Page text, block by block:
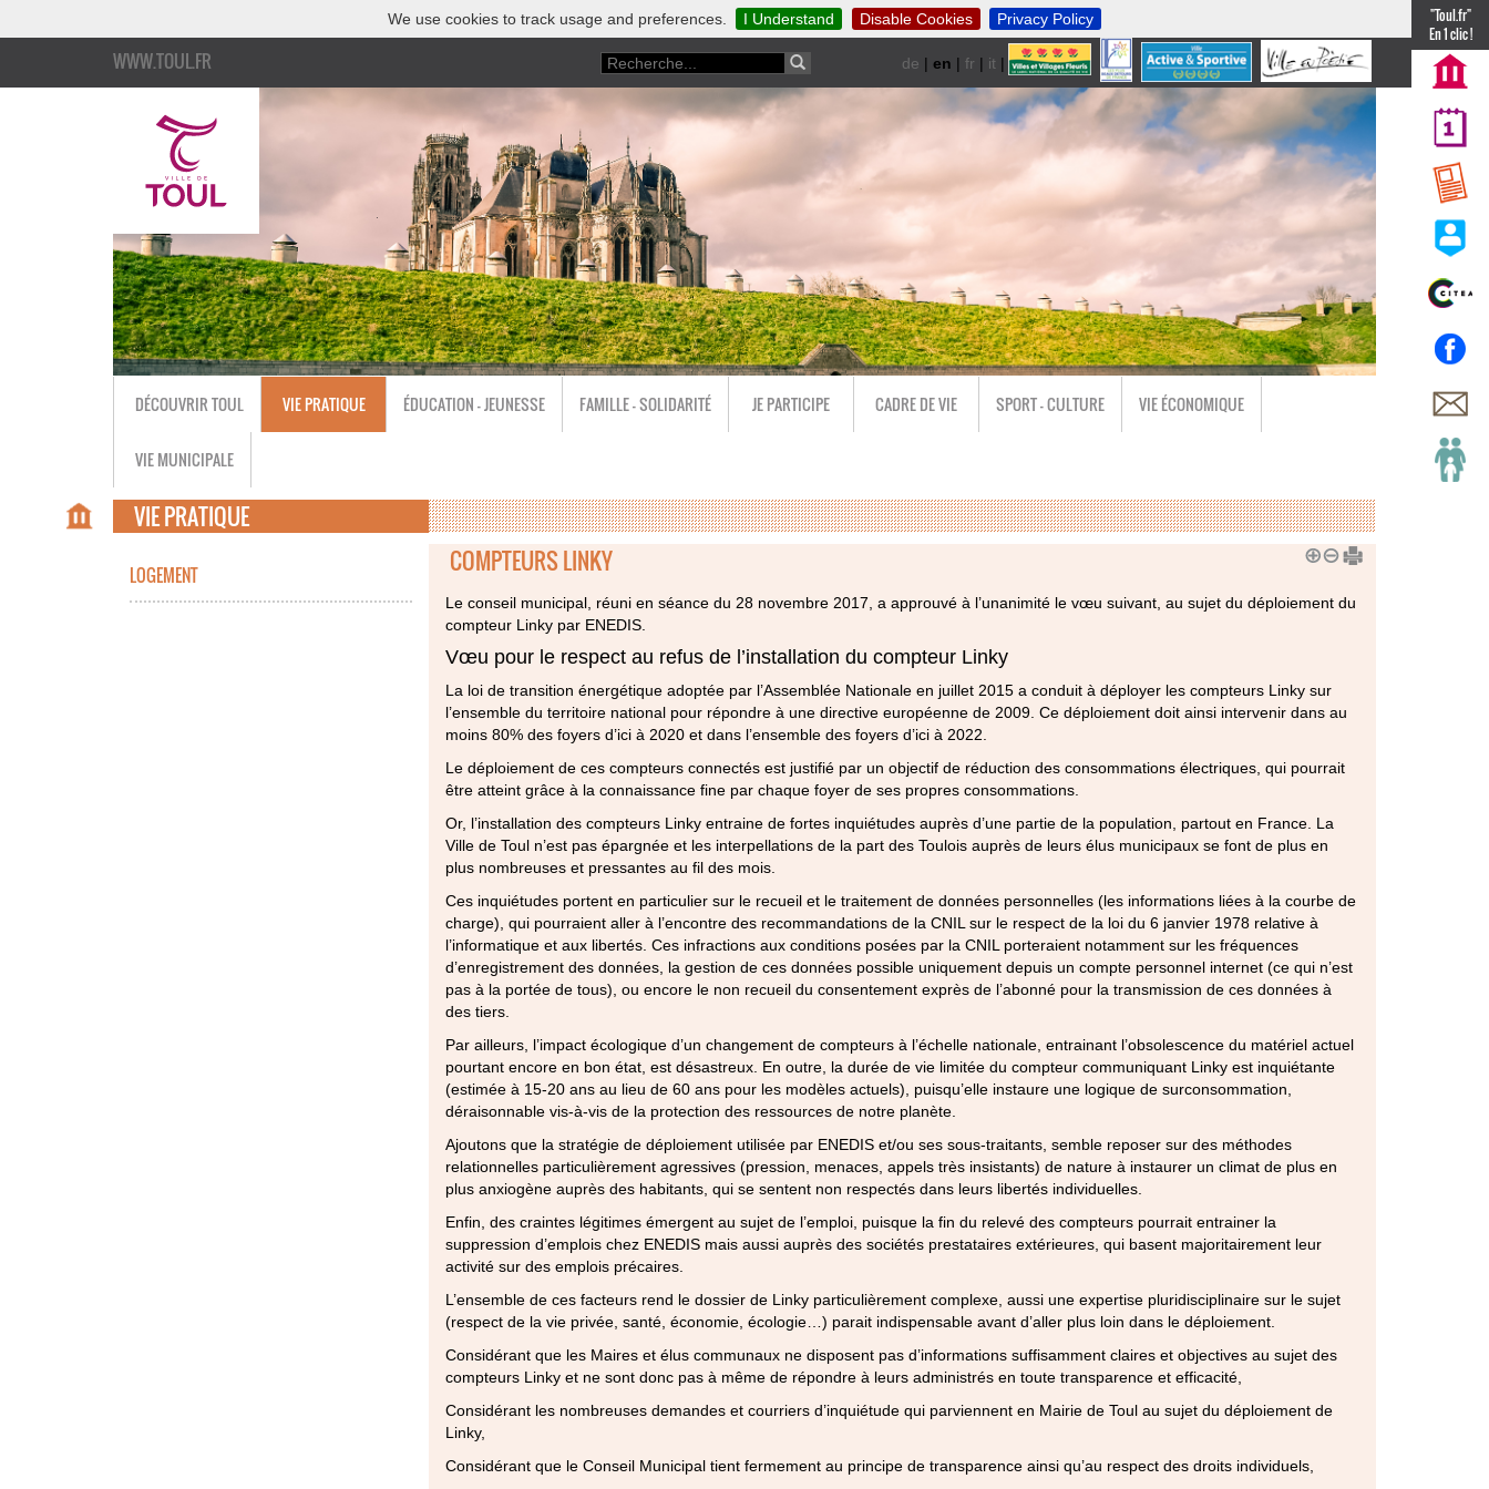
We use cookies to track usage and preferences. I Understand Disable Cookies Privacy Policy
WWW.TOUL.FR de | en | fr | it |nl
"Toul.fr"
En 1 clic !
DÉCOUVRIR TOUL VIE PRATIQUE ÉDUCATION - JEUNESSE FAMILLE - SOLIDARITÉ JE PARTICIPE CADRE DE VIE SPORT - CULTURE VIE ÉCONOMIQUE
VIE MUNICIPALE
VIE PRATIQUE
LOGEMENT COMPTEURS LINKY
Le conseil municipal, réuni en séance du 28 novembre 2017, a approuvé à l’unanimité le vœu suivant, au sujet du déploiement du
compteur Linky par ENEDIS.
Vœu pour le respect au refus de l’installation du compteur Linky
La loi de transition énergétique adoptée par l’Assemblée Nationale en juillet 2015 a conduit à déployer les compteurs Linky sur
l’ensemble du territoire national pour répondre à une directive européenne de 2009. Ce déploiement doit ainsi intervenir dans au
moins 80% des foyers d’ici à 2020 et dans l’ensemble des foyers d’ici à 2022.
Le déploiement de ces compteurs connectés est justifié par un objectif de réduction des consommations électriques, qui pourrait
être atteint grâce à la connaissance fine par chaque foyer de ses propres consommations.
Or, l’installation des compteurs Linky entraine de fortes inquiétudes auprès d’une partie de la population, partout en France. La
Ville de Toul n’est pas épargnée et les interpellations de la part des Toulois auprès de leurs élus municipaux se font de plus en
plus nombreuses et pressantes au fil des mois.
Ces inquiétudes portent en particulier sur le recueil et le traitement de données personnelles (les informations liées à la courbe de
charge), qui pourraient aller à l’encontre des recommandations de la CNIL sur le respect de la loi du 6 janvier 1978 relative à
l’informatique et aux libertés. Ces infractions aux conditions posées par la CNIL porteraient notamment sur les fréquences
d’enregistrement des données, la gestion de ces données possible uniquement depuis un compte personnel internet (ce qui n’est
pas à la portée de tous), ou encore le non recueil du consentement exprès de l’abonné pour la transmission de ces données à
des tiers.
Par ailleurs, l’impact écologique d’un changement de compteurs à l’échelle nationale, entrainant l’obsolescence du matériel actuel
pourtant encore en bon état, est désastreux. En outre, la durée de vie limitée du compteur communiquant Linky est inquiétante
(estimée à 15-20 ans au lieu de 60 ans pour les modèles actuels), puisqu’elle instaure une logique de surconsommation,
déraisonnable vis-à-vis de la protection des ressources de notre planète.
Ajoutons que la stratégie de déploiement utilisée par ENEDIS et/ou ses sous-traitants, semble reposer sur des méthodes
relationnelles particulièrement agressives (pression, menaces, appels très insistants) de nature à instaurer un climat de plus en
plus anxiogène auprès des habitants, qui se sentent non respectés dans leurs libertés individuelles.
Enfin, des craintes légitimes émergent au sujet de l’emploi, puisque la fin du relevé des compteurs pourrait entrainer la
suppression d’emplois chez ENEDIS mais aussi auprès des sociétés prestataires extérieures, qui basent majoritairement leur
activité sur des emplois précaires.
L’ensemble de ces facteurs rend le dossier de Linky particulièrement complexe, aussi une expertise pluridisciplinaire sur le sujet
(respect de la vie privée, santé, économie, écologie…) parait indispensable avant d’aller plus loin dans le déploiement.
Considérant que les Maires et élus communaux ne disposent pas d’informations suffisamment claires et objectives au sujet des
compteurs Linky et ne sont donc pas à même de répondre à leurs administrés en toute transparence et efficacité,
Considérant les nombreuses demandes et courriers d’inquiétude qui parviennent en Mairie de Toul au sujet du déploiement de
Linky,
Considérant que le Conseil Municipal tient fermement au principe de transparence ainsi qu’au respect des droits individuels,